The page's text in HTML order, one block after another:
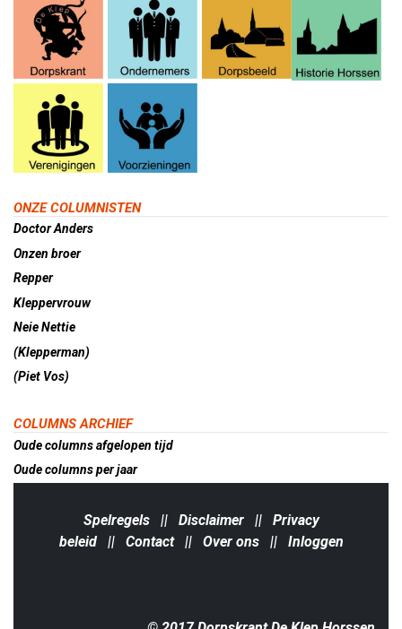
ONZE COLUMNISTEN
Doctor Anders
Onzen broer
Repper
Kleppervrouw
Neie Nettie
(Klepperman)
(Piet Vos)
COLUMNS ARCHIEF
Oude columns afgelopen tijd
Oude columns per jaar
Spelregels|| Disclaimer|| Privacy
beleid|| Contact|| Over ons|| Inloggen